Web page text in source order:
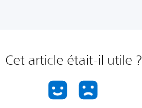
Cet article était-il utile ?